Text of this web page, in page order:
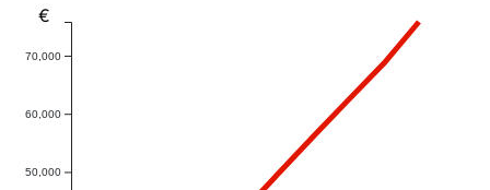
50,000
60,000
70,000
€